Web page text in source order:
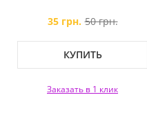
35 грн. 50 грн.
КУПИТЬ
Заказать в 1 клик